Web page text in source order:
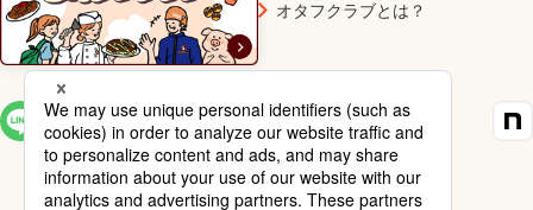
オタフクラブとは？
SNS一覧